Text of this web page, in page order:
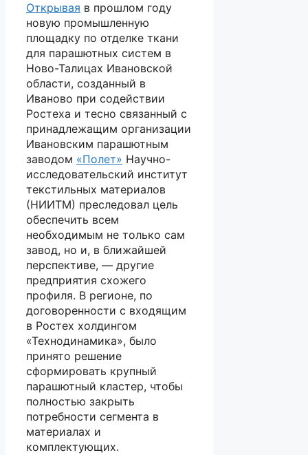
Открывая в прошлом году
новую промышленную
площадку по отделке ткани
для парашютных систем в
Ново-Талицах Ивановской
области, созданный в
Иваново при содействии
Ростеха и тесно связанный с
принадлежащим организации
Ивановским парашютным
заводом «Полет» Научно-
исследовательский институт
текстильных материалов
(НИИТМ) преследовал цель
обеспечить всем
необходимым не только сам
завод, но и, в ближайшей
перспективе, — другие
предприятия схожего
профиля. В регионе, по
договоренности с входящим
в Ростех холдингом
«Технодинамика», было
принято решение
сформировать крупный
парашютный кластер, чтобы
полностью закрыть
потребности сегмента в
материалах и
комплектующих.